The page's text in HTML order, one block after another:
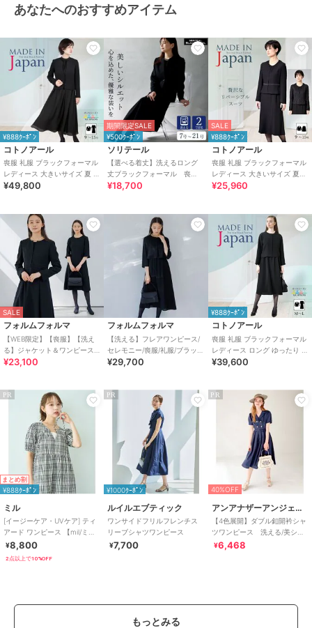
あなたへのおすすめアイテム
¥888ｸｰﾎﾟﾝ
コトノアール
喪服 礼服 ブラックフォーマル
レディース 大きいサイズ 夏 夏
用 日本製
¥49,800
期間限定SALE
¥500ｸｰﾎﾟﾝ
ソリテール
【選べる着丈】洗えるロング
丈ブラックフォーマル 喪
服 礼服 卒業式 卒園式
¥18,700
SALE
¥888ｸｰﾎﾟﾝ
コトノアール
喪服 礼服 ブラックフォーマル
レディース 大きいサイズ 夏物
夏用 日本製
¥25,960
SALE
フォルムフォルマ
【WEB限定】【喪服】【洗え
る】ジャケット＆ワンピース/
ブラックフォーマル/七五三/オ
¥23,100
フォルムフォルマ
【洗える】フレアワンピース/
セレモニー/喪服/礼服/ブラック
フォーマル
¥29,700
¥888ｸｰﾎﾟﾝ
コトノアール
喪服 礼服 ブラックフォーマル
レディース ロング ゆったり 夏
夏用 日本製 (60017)
¥39,600
PR
まとめ割
¥888ｸｰﾎﾟﾝ
ミル
[イージーケア・UVケア] ティ
アード ワンピース 【mil/ミ
ル】
¥8,800
2点以上で10%OFF
PR
¥1000ｸｰﾎﾟﾝ
ルイルエブティック
ワンサイドフリルフレンチス
リーブシャツワンピース
¥7,700
PR
40%OFF
アンアナザーアンジェラス
【4色展開】ダブル釦開衿シャ
ツワンピース 洗える/美シル
エット
¥6,468
もっとみる